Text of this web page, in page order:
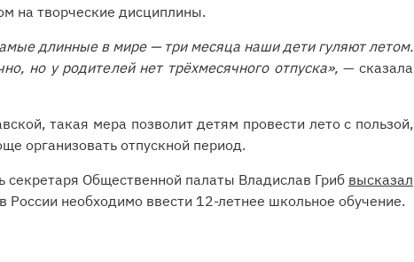
на творческие дисциплины.
длинные в мире — три месяца наши дети гуляют летом.
но у родителей нет трёхмесячного отпуска», — сказала
такая мера позволит детям провести лето с пользой,
организовать отпускной период.
секретаря Общественной палаты Владислав Гриб высказал
России необходимо ввести 12-летнее школьное обучение.